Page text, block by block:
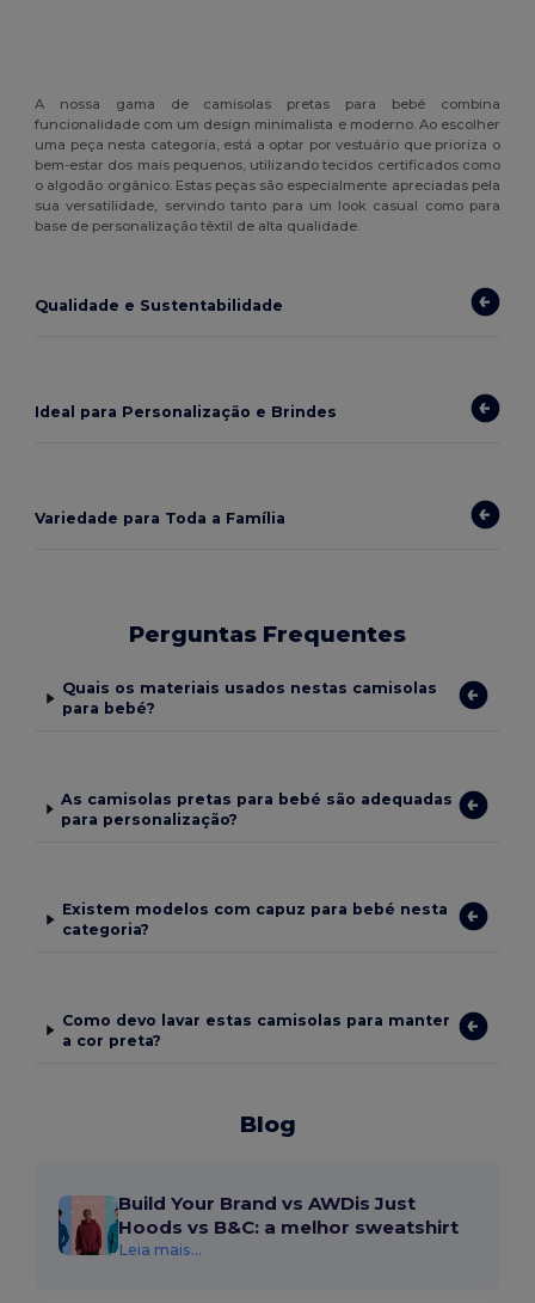
A nossa gama de camisolas pretas para bebé combina
funcionalidade com um design minimalista e moderno. Ao escolher
uma peça nesta categoria, está a optar por vestuário que prioriza o
bem-estar dos mais pequenos, utilizando tecidos certificados como
o algodão orgânico. Estas peças são especialmente apreciadas pela
sua versatilidade, servindo tanto para um look casual como para
base de personalização têxtil de alta qualidade.
Qualidade e Sustentabilidade
Ideal para Personalização e Brindes
Variedade para Toda a Família
Perguntas Frequentes
Quais os materiais usados nestas camisolas
para bebé?
As camisolas pretas para bebé são adequadas
para personalização?
Existem modelos com capuz para bebé nesta
categoria?
Como devo lavar estas camisolas para manter
a cor preta?
Blog
Build Your Brand vs AWDis Just
Hoods vs B&C: a melhor sweatshirt
Leia mais...